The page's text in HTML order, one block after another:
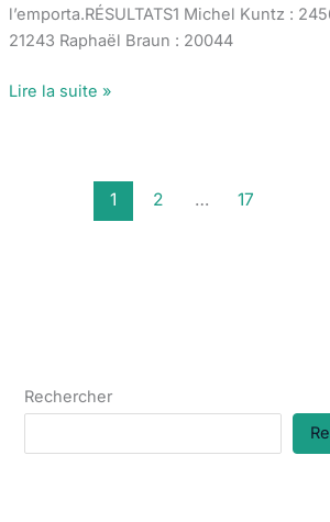
l’emporta.RÉSULTATS1 Michel Kuntz :
21243 Raphaël Braun : 20044
Activités
Lire la suite »
1 2 … 17
Rechercher